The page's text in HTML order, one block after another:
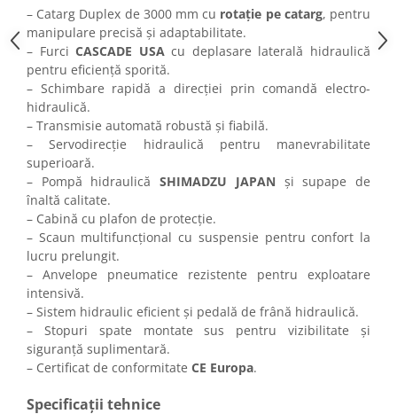
Pluguri
Pluguri de zapada
Sisteme foraj si burghie pamant
Tamburi de nivelare
Miniexcavatoare
Buldoexcavatoare
Cupe
Excavatoare
Freze de zapada
Incarcatoare frontale
Masini batut stalpi
Masini de sapat santuri
Mini-Buldoexcavatoare
Motocultoare si accesorii
Retroexcavatoare
Utilaje sapat si prasit
– Catarg Duplex de 3000 mm cu rotație pe catarg, pentru
manipulare precisă și adaptabilitate.
– FurciCASCADE USAcu deplasare laterală hidraulică
pentru eficiență sporită.
– Schimbare rapidă a direcției prin comandă electro-
hidraulică.
– Transmisie automată robustă și fiabilă.
– Servodirecție hidraulică pentru manevrabilitate
superioară.
– Pompă hidraulicăSHIMADZU JAPAN și supape de
înaltă calitate.
– Cabină cu plafon de protecție.
– Scaun multifuncțional cu suspensie pentru confort la
lucru prelungit.
– Anvelope pneumatice rezistente pentru exploatare
intensivă.
– Sistem hidraulic eficient și pedală de frână hidraulică.
– Stopuri spate montate sus pentru vizibilitate și
siguranță suplimentară.
– Certificat de conformitate CE Europa.
Specificații tehnice